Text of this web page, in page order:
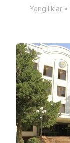
Yangiliklar